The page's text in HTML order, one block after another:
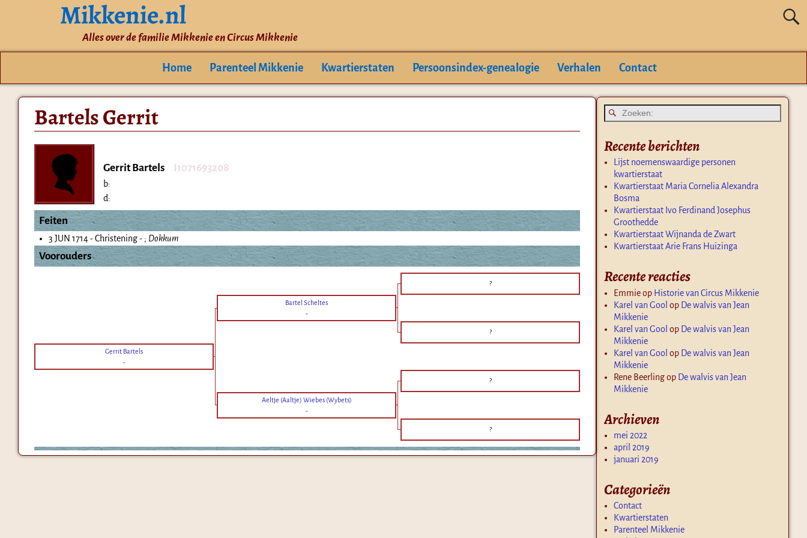
Mikkenie.nl
Alles over de familie Mikkenie en Circus Mikkenie
Home Parenteel Mikkenie Kwartierstaten Persoonsindex-genealogie Verhalen Contact
Bartels Gerrit
Gerrit Bartels I1071693208
b:
d:
Feiten
3 JUN 1714 - Christening - ; Dokkum
Voorouders
?
Bartel Scheltes
-
?
Gerrit Bartels
-
?
Aeltje (Aaltje) Wiebes (Wybets)
-
?
Recente berichten
Lijst noemenswaardige personen
kwartierstaat
Kwartierstaat Maria Cornelia Alexandra
Bosma
Kwartierstaat Ivo Ferdinand Josephus
Groothedde
Kwartierstaat Wijnanda de Zwart
Kwartierstaat Arie Frans Huizinga
Recente reacties
Emmieop Historie van Circus Mikkenie
Karel van Gool op De walvis van Jean
Mikkenie
Karel van Gool op De walvis van Jean
Mikkenie
Karel van Gool op De walvis van Jean
Mikkenie
Rene Beerlingop De walvis van Jean
Mikkenie
Archieven
mei 2022
april 2019
januari 2019
Categorieën
Contact
Kwartierstaten
Parenteel Mikkenie